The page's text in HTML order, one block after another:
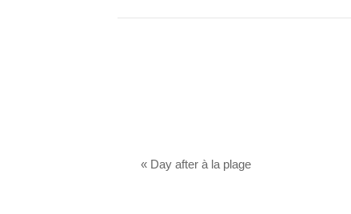
« Day after à la plage